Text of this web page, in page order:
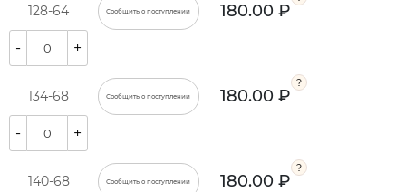
128-64 Сообщить о поступлении 180.00 ₽
- +
134-68 Сообщить о поступлении 180.00 ₽
- +
140-68 Сообщить о поступлении 180.00 ₽